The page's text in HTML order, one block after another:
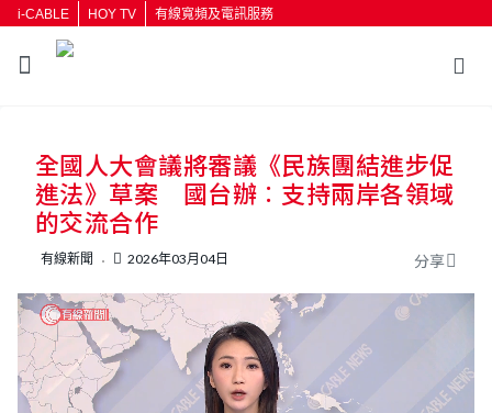
i-CABLE HOY TV 有線寬頻及電訊服務
全國人大會議將審議《民族團結進步促
進法》草案 國台辦︰支持兩岸各領域
的交流合作
有線新聞 2026年03月04日 分享